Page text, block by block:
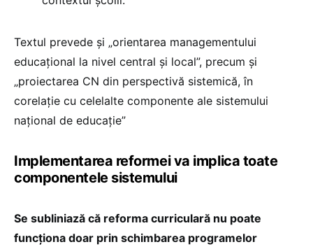
Textul prevede și „orientarea managementului
educațional la nivel central și local”, precum și
„proiectarea CN din perspectivă sistemică, în
corelație cu celelalte componente ale sistemului
național de educație”
Implementarea reformei va implica toate
componentele sistemului
Se subliniază că reforma curriculară nu poate
funcționa doar prin schimbarea programelor